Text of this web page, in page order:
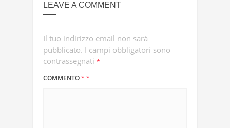
LEAVE A COMMENT
Il tuo indirizzo email non sarà
pubblicato. I campi obbligatori sono
contrassegnati *
COMMENTO* *